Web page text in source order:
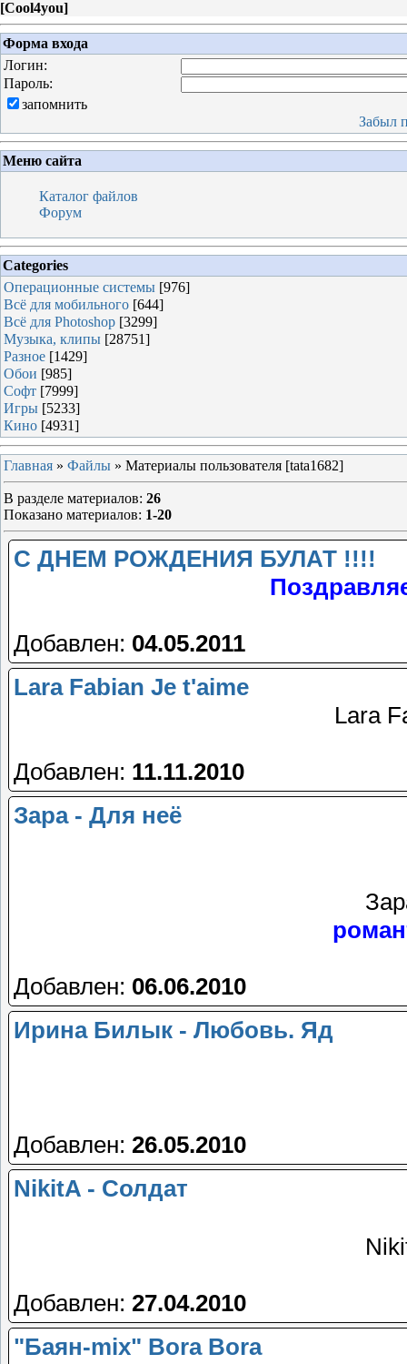
[Cool4you]
Форма входа
Логин:
Пароль:
запомнить
Забыл
Меню сайта
Каталог файлов
Форум
Categories
Операционные системы [976]
Всё для мобильного [644]
Всё для Photoshop [3299]
Музыка, клипы [28751]
Разное [1429]
Обои [985]
Софт [7999]
Игры [5233]
Кино [4931]
Главная » Файлы » Материалы пользователя [tata1682]
В разделе материалов: 26
Показано материалов: 1-20
С ДНЕМ РОЖДЕНИЯ БУЛАТ !!!!
Добавлен: 04.05.2011
Lara Fabian Je t'aime
Lara
Добавлен: 11.11.2010
Зара - Для неё
Добавлен: 06.06.2010
Ирина Билык - Любовь. Яд
Добавлен: 26.05.2010
NikitA - Солдат
Добавлен: 27.04.2010
"Баян-mix" Bora Bora